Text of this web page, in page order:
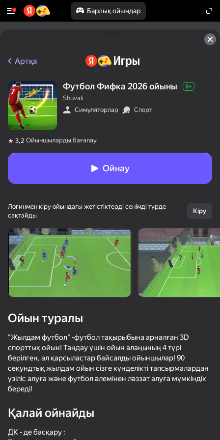
Барлық ойындар
Құрылғыны бұрыңыз
Ойын тек көлденең
бағдарда ғана істейді
Артқа
Футбол Фифка 2026 ойыны 6+
Shuvali
Симуляторлар
Спорт
3,2 Ойыншыларды бағалау
Ойнау
Логинмен кіру ойындағы жетістіктерді сенімді түрде
сақтайды
Кіру
Ойын туралы
"Жылдам футбол" -футбол тақырыбына арналған 3D
спорттық ойын! Таңдау үшін ойын алаңының 4 түрі
берілген, ал қарсыластар байсалды ойыншылар! 90
секундтық жылдам ойын сізге күнделікті тапсырмалардан
үзіліс алуға және футбол әлемінен ләззат алуға мүмкіндік
береді!
Қалай ойнайды
ДК - де басқару :